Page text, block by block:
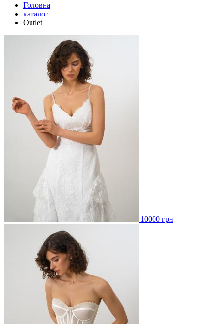
Головна
каталог
Outlet
10000 грн